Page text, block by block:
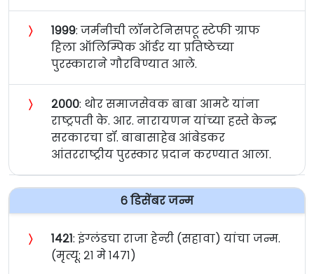
〉 १९९९: जर्मनीची लॉनटेनिसपटू स्टेफी ग्राफ
हिला ऑलिम्पिक ऑर्डर या प्रतिष्ठेच्या
पुरस्काराने गौरविण्यात आले.
〉 २०००: थोर समाजसेवक बाबा आमटे यांना
राष्ट्रपती के. आर. नारायणन यांच्या हस्ते केन्द्र
सरकारचा डॉ. बाबासाहेब आंबेडकर
आंतरराष्ट्रीय पुरस्कार प्रदान करण्यात आला.
६ डिसेंबर जन्म
〉 १४२१: इंग्लंडचा राजा हेन्‍री (सहावा) यांचा जन्म.
(मृत्यू: २१ मे १४७१)